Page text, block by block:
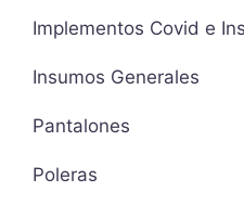
Implementos Covid e
Insumos Generales
Pantalones
Poleras